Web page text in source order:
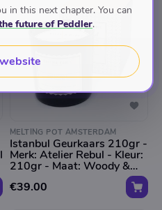
MELTING POT AMSTERDAM
Istanbul Geurkaars 210gr -
Merk: Atelier Rebul - Kleur:
210gr - Maat: Woody &
€39.00
in this next chapter. You can
future of Peddler.